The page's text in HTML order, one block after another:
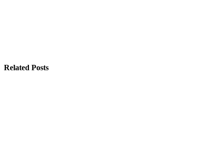
Related Posts